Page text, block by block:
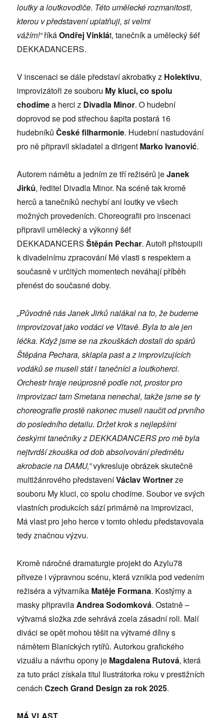
loutky a loutkovodiče. Této umělecké rozmanitosti,
kterou v představení uplatňuji, si velmi
vážím!“říkáOndřej Vinklát, tanečník a umělecký šéf
DEKKADANCERS.
V inscenaci se dále představí akrobatky z Holektivu,
improvizátoři ze souboru My kluci, co spolu
chodímea herci z Divadla Minor. O hudební
doprovod se pod střechou šapita postará 16
hudebníkůČeské filharmonie. Hudební nastudování
pro ně připravil skladatel a dirigent Marko Ivanović.
Autorem námětu a jedním ze tří režisérů jeJanek
Jirků, ředitel Divadla Minor. Na scéně tak kromě
herců a tanečníků nechybí ani loutky ve všech
možných provedeních. Choreografii pro inscenaci
připravil umělecký a výkonný šéf
DEKKADANCERSŠtěpán Pechar. Autoři přistoupili
k divadelnímu zpracování Mé vlasti s respektem a
současně v určitých momentech neváhají příběh
přenést do současné doby.
„Původně nás Janek Jirků nalákal na to, že budeme
improvizovat jako vodáci ve Vltavě. Byla to ale jen
léčka. Když jsme se na zkouškách dostali do spárů
Štěpána Pechara, sklapla past a z improvizujících
vodáků se museli stát i tanečníci a loutkoherci.
Orchestr hraje neúprosně podle not, prostor pro
improvizaci tam Smetana nenechal, takže jsme se ty
choreografie prostě nakonec museli naučit od prvního
do posledního detailu. Držet krok s nejlepšími
českými tanečníky z DEKKADANCERS pro mě byla
nejtvrdší zkouška od dob absolvování předmětu
akrobacie na DAMU,”vykresluje obrázek skutečně
multižánrového představeníVáclav Wortnerze
souboru My kluci, co spolu chodíme. Soubor ve svých
vlastních produkcích sází primárně na improvizaci,
Má vlast pro jeho herce v tomto ohledu představovala
tedy značnou výzvu.
Kromě náročné dramaturgie projekt do Azylu78
přiveze i výpravnou scénu, která vznikla pod vedením
režiséra a výtvarníka Matěje Formana. Kostýmy a
masky připravilaAndrea Sodomková. Ostatně –
výtvarná složka zde sehrává zcela zásadní roli. Malí
diváci se opět mohou těšit na výtvarné dílny s
námětem Blanických rytířů. Autorkou grafického
vizuálu a návrhu opony je Magdalena Rutová, která
za tuto práci získala titul Ilustrátorka roku v prestižních
cenáchCzech Grand Design za rok 2025.